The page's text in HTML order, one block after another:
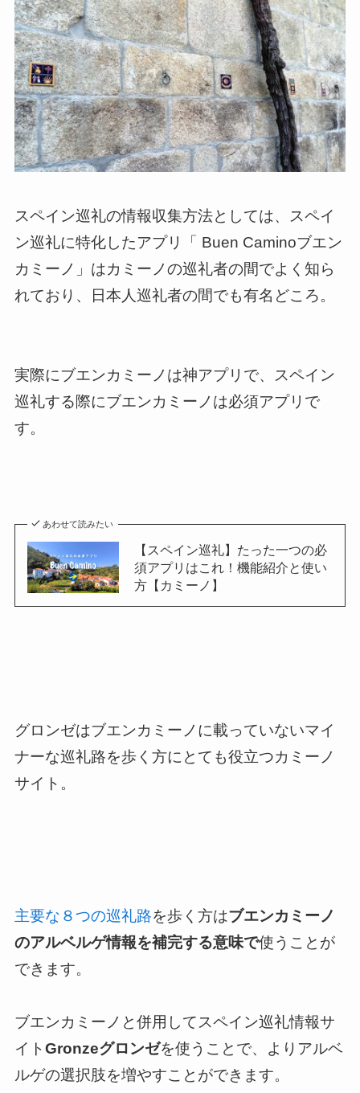
スペイン巡礼の情報収集方法としては、スペイ
ン巡礼に特化したアプリ「 Buen Caminoブエン
カミーノ」はカミーノの巡礼者の間でよく知ら
れており、日本人巡礼者の間でも有名どころ。
実際にブエンカミーノは神アプリで、スペイン
巡礼する際にブエンカミーノは必須アプリで
す。
あわせて読みたい
【スペイン巡礼】たった一つの必
須アプリはこれ！機能紹介と使い
方【カミーノ】
グロンゼはブエンカミーノに載っていないマイ
ナーな巡礼路を歩く方にとても役立つカミーノ
サイト。
主要な８つの巡礼路を歩く方はブエンカミーノ
のアルベルゲ情報を補完する意味で使うことが
できます。
ブエンカミーノと併用してスペイン巡礼情報サ
イトGronzeグロンゼを使うことで、よりアルベ
ルゲの選択肢を増やすことができます。